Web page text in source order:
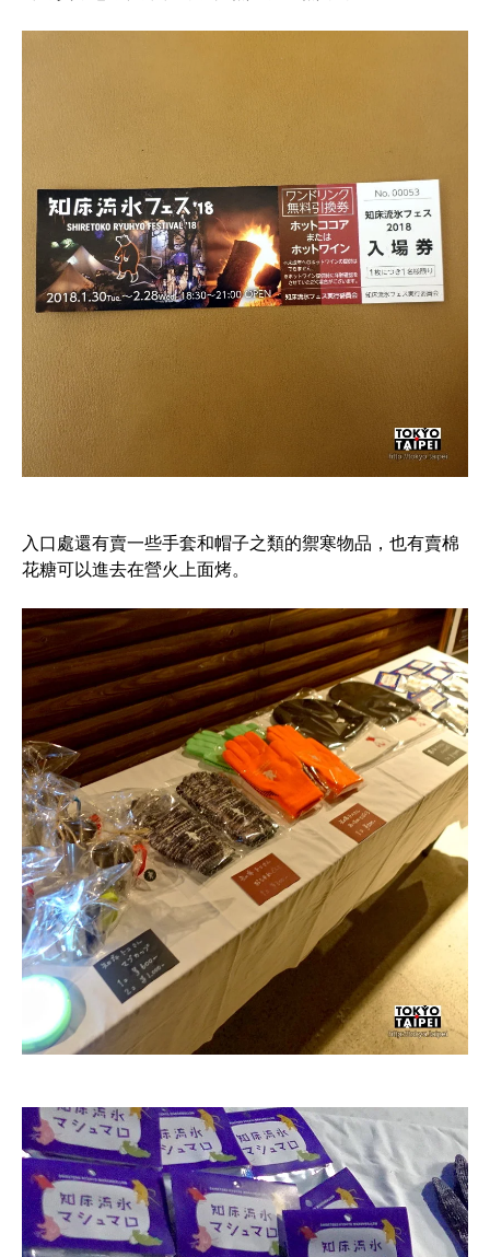
入口處還有賣一些手套和帽子之類的禦寒物品，也有賣棉
花糖可以進去在營火上面烤。